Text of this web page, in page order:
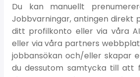
Du kan manuellt
Jobbvarningar, antingen direkt
ditt profilkonto eller via våra
eller via våra partners
jobbansökan och/eller skapar
du dessutom samtycka till att